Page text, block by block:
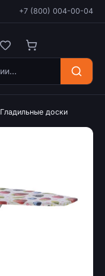
+7 (800) 004-00-04
Гладильные доски